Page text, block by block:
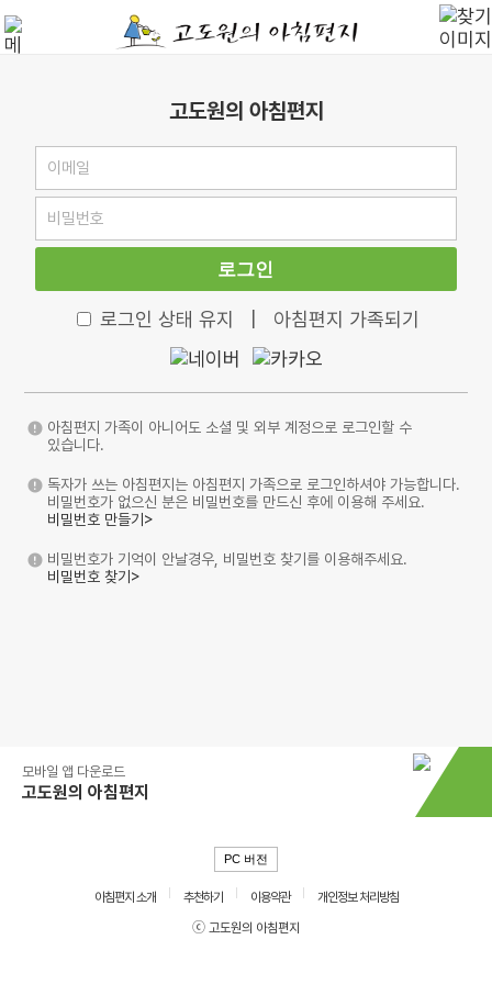
고도원의 아침편지
로그인
로그인 상태 유지 아침편지 가족되기
아침편지 가족이 아니어도 소셜 및 외부 계정으로 로그인할 수
있습니다.
독자가 쓰는 아침편지는 아침편지 가족으로 로그인하셔야 가능합니다.
비밀번호가 없으신 분은 비밀번호를 만드신 후에 이용해 주세요.
비밀번호 만들기>
비밀번호가 기억이 안날경우, 비밀번호 찾기를 이용해주세요.
비밀번호 찾기>
모바일 앱 다운로드
고도원의 아침편지
PC 버전
아침편지 소개 추천하기 이용약관
개인정보 처리방침
ⓒ 고도원의 아침편지